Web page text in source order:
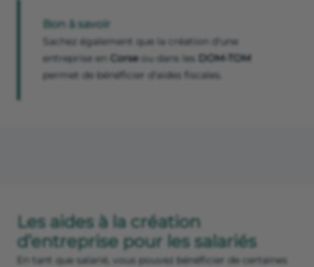
Bon à savoir
Sachez également que la création d'une
entreprise en
Corseou dans les
DOM-TOM
permet de bénéficier d'aides fiscales.
Les aides à la création
d’entreprise pour les salariés
En tant que salarié, vous pouvez bénéficier de certaines